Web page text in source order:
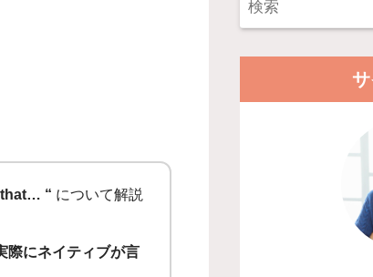
“ について解説
際にネイティブが言